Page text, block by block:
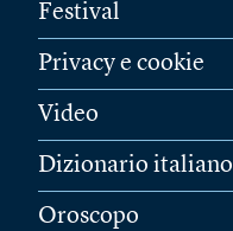
Festival
Privacy e cookie
Video
Dizionario italiano
Oroscopo